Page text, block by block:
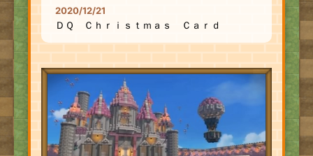
2020/12/21
ＤＱ Ｃｈｒｉｓｔｍａｓ Ｃａｒｄ